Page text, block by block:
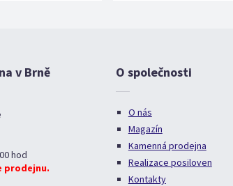
v Brně
hod
prodejnu.
O společnosti
O nás
Magazín
Kamenná prodejna
Realizace posiloven
Kontakty